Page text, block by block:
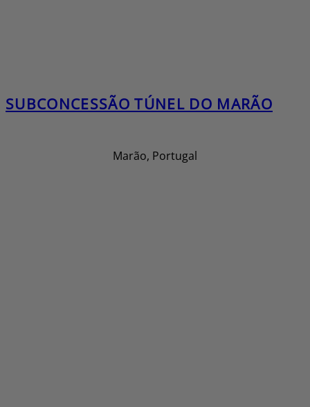
SUBCONCESSÃO TÚNEL DO MARÃO
Marão, Portugal